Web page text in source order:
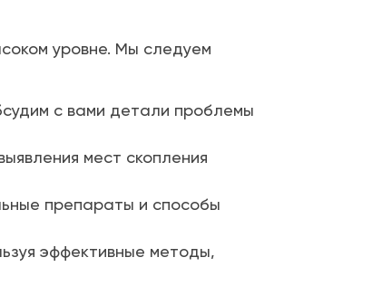
уровне. Мы следуем
с вами детали проблемы
мест скопления
препараты и способы
эффективные методы,